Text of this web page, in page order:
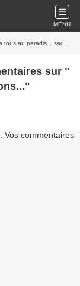
MENU
sauf les cons..."
sur "